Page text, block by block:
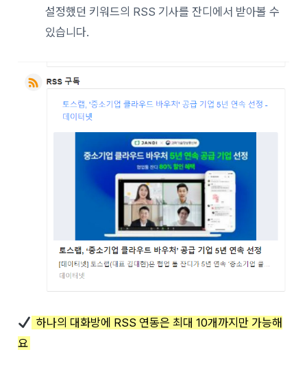
설정했던 키워드의 RSS 기사를 잔디에서 받아볼 수
있습니다.
하나의 대화방에 RSS 연동은 최대 10개까지만 가능해
요